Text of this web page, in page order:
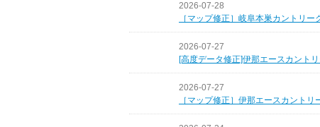
2026-07-28
［マップ修正］岐阜本巣カントリー
2026-07-27
[高度データ修正]伊那エースカント
2026-07-27
［マップ修正］伊那エースカントリ